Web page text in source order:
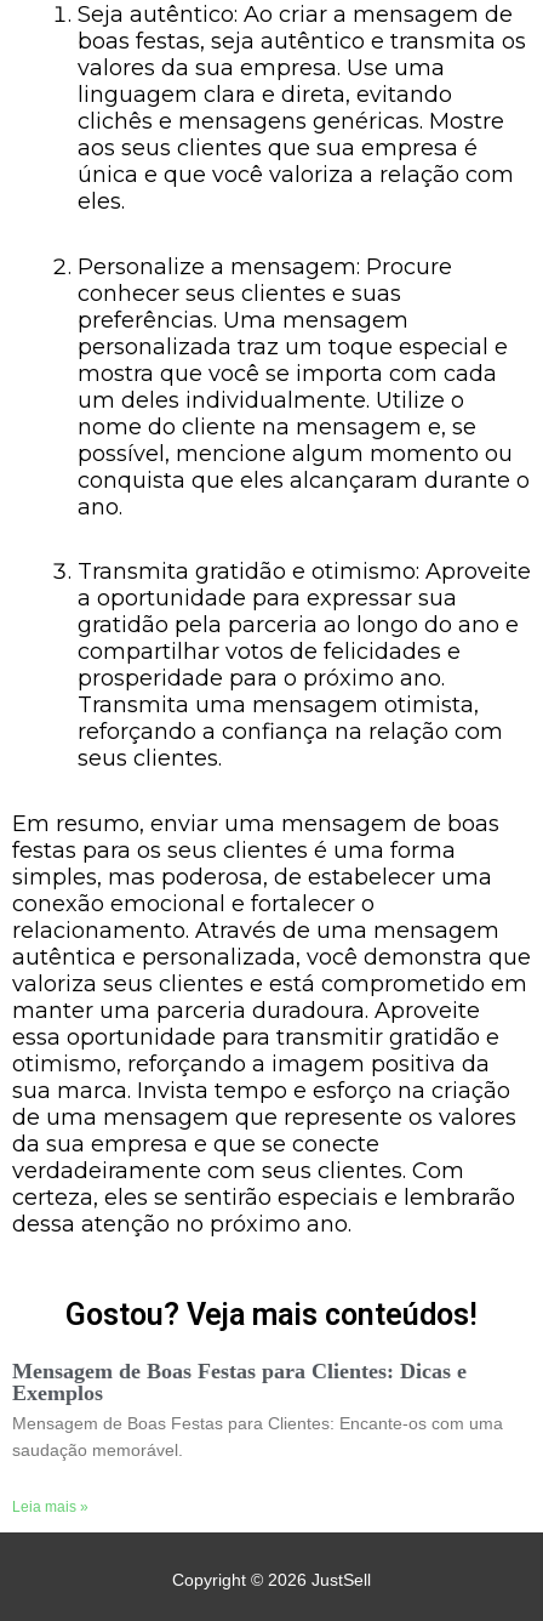
Seja autêntico: Ao criar a mensagem de
boas festas, seja autêntico e transmita os
valores da sua empresa. Use uma
linguagem clara e direta, evitando
clichês e mensagens genéricas. Mostre
aos seus clientes que sua empresa é
única e que você valoriza a relação com
eles.
Personalize a mensagem: Procure
conhecer seus clientes e suas
preferências. Uma mensagem
personalizada traz um toque especial e
mostra que você se importa com cada
um deles individualmente. Utilize o
nome do cliente na mensagem e, se
possível, mencione algum momento ou
conquista que eles alcançaram durante o
ano.
Transmita gratidão e otimismo: Aproveite
a oportunidade para expressar sua
gratidão pela parceria ao longo do ano e
compartilhar votos de felicidades e
prosperidade para o próximo ano.
Transmita uma mensagem otimista,
reforçando a confiança na relação com
seus clientes.
Em resumo, enviar uma mensagem de boas
festas para os seus clientes é uma forma
simples, mas poderosa, de estabelecer uma
conexão emocional e fortalecer o
relacionamento. Através de uma mensagem
autêntica e personalizada, você demonstra que
valoriza seus clientes e está comprometido em
manter uma parceria duradoura. Aproveite
essa oportunidade para transmitir gratidão e
otimismo, reforçando a imagem positiva da
sua marca. Invista tempo e esforço na criação
de uma mensagem que represente os valores
da sua empresa e que se conecte
verdadeiramente com seus clientes. Com
certeza, eles se sentirão especiais e lembrarão
dessa atenção no próximo ano.
Gostou? Veja mais conteúdos!
Mensagem de Boas Festas para Clientes: Dicas e
Exemplos
Mensagem de Boas Festas para Clientes: Encante-os com uma
saudação memorável.
Leia mais »
Copyright © 2026 JustSell